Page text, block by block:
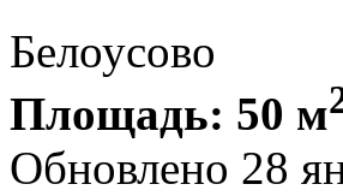
Белоусово
Площадь: 50 м
Обновлено 28